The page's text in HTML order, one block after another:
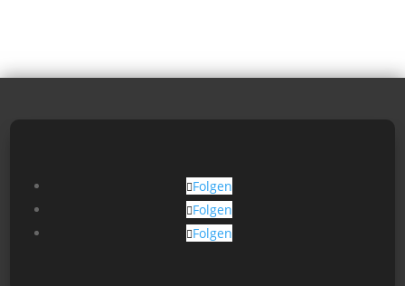
Folgen
Folgen
Folgen